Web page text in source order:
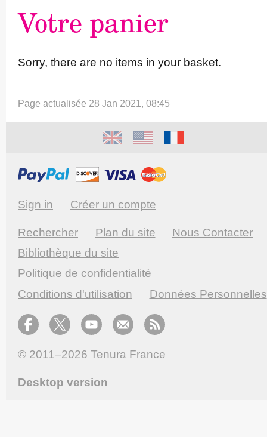
Votre panier
Sorry, there are no items in your basket.
Page actualisée 28 Jan 2021, 08:45
Sign in Créer un compte
Rechercher Plan du site
Nous Contacter
Bibliothèque du site
Politique de confidentialité
Conditions d'utilisation
Données Personnelles
© 2011–2026 Tenura France
Desktop version